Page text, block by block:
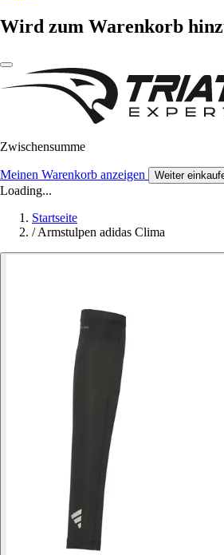
Wird zum Warenkorb
Zwischensumme
Meinen Warenkorb anzeigen Weiter
Loading...
Startseite
/ Armstulpen adidas Clima